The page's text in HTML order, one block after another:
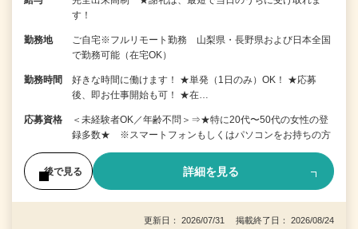
す！
勤務地
ご自宅※フルリモート勤務 山梨県・長野県および日本全国
で勤務可能（在宅OK）
勤務時間
好きな時間に働けます！ ★単発（1日のみ）OK！ ★応募
後、即お仕事開始も可！ ★在…
応募資格
＜未経験者OK／年齢不問＞⇒★特に20代〜50代の女性の登
録多数★ ※スマートフォンもしくはパソコンをお持ちの方
後で見る 詳細を見る
更新日： 2026/07/31 掲載終了日： 2026/08/24